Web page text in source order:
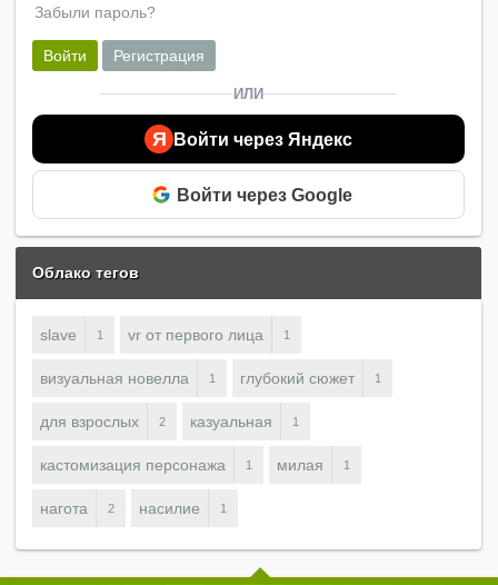
Забыли пароль?
Войти Регистрация
ИЛИ
Я Войти через Яндекс
Войти через Google
Облако тегов
slave 1 vr от первого лица 1
визуальная новелла 1 глубокий сюжет 1
для взрослых 2 казуальная 1
кастомизация персонажа 1 милая 1
нагота 2 насилие 1